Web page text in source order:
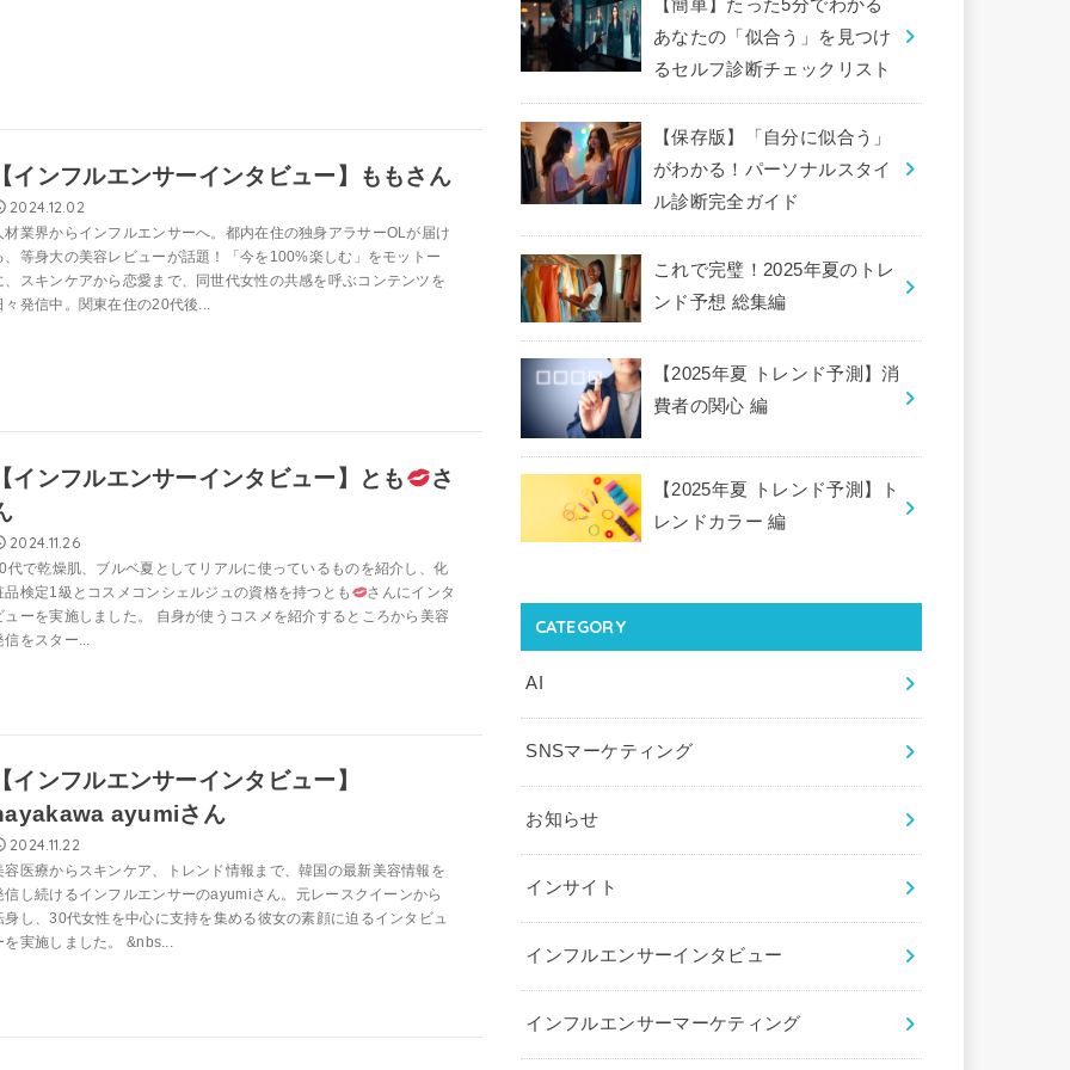
インフルエンサーインタビュー】ももさん
2024.12.02
材業界からインフルエンサーへ。都内在住の独身アラサーOLが届け
、等身大の美容レビューが話題！「今を100%楽しむ」をモットー
、スキンケアから恋愛まで、同世代女性の共感を呼ぶコンテンツを
々発信中。関東在住の20代後...
インフルエンサーインタビュー】とも
さ
2024.11.26
代で乾燥肌、ブルベ夏としてリアルに使っているものを紹介し、化
品検定1級とコスメコンシェルジュの資格を持つとも
さんにインタ
ューを実施しました。 自身が使うコスメを紹介するところから美容
信をスター...
インフルエンサーインタビュー】
ayumiさん
2024.11.22
容医療からスキンケア、トレンド情報まで、韓国の最新美容情報を
信し続けるインフルエンサーのayumiさん。元レースクイーンから
身し、30代女性を中心に支持を集める彼女の素顔に迫るインタビュ
を実施しました。 &nbs...
【簡単】たった5分でわかる
あなたの「似合う」を見つけ
るセルフ診断チェックリスト
【保存版】「自分に似合う」
がわかる！パーソナルスタイ
ル診断完全ガイド
これで完璧！2025年夏のトレ
ンド予想 総集編
【2025年夏 トレンド予測】消
費者の関心 編
【2025年夏 トレンド予測】ト
レンドカラー 編
CATEGORY
AI
SNSマーケティング
お知らせ
インサイト
インフルエンサーインタビュー
インフルエンサーマーケティング